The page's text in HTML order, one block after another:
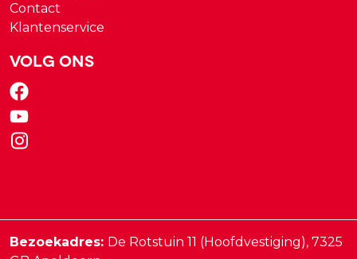
Contact
Klantenservice
Volg ons
Bezoekadres: De Rotstuin 11 (Hoofdvestiging), 7325